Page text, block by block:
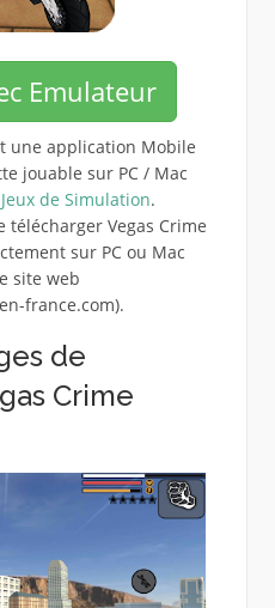
Emulateur
une application Mobile
jouable sur PC / Mac
Jeux de Simulation.
télécharger Vegas Crime
sur PC ou Mac
site web
france.com).
de
Crime